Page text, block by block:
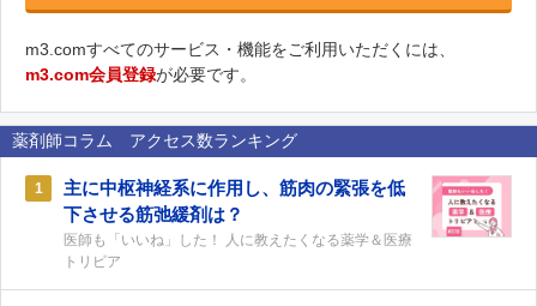
m3.comすべてのサービス・機能をご利用いただくには、
m3.com会員登録が必要です。
薬剤師コラム アクセス数ランキング
1
主に中枢神経系に作用し、筋肉の緊張を低
下させる筋弛緩剤は？
医師も「いいね」した！ 人に教えたくなる薬学＆医療
トリビア